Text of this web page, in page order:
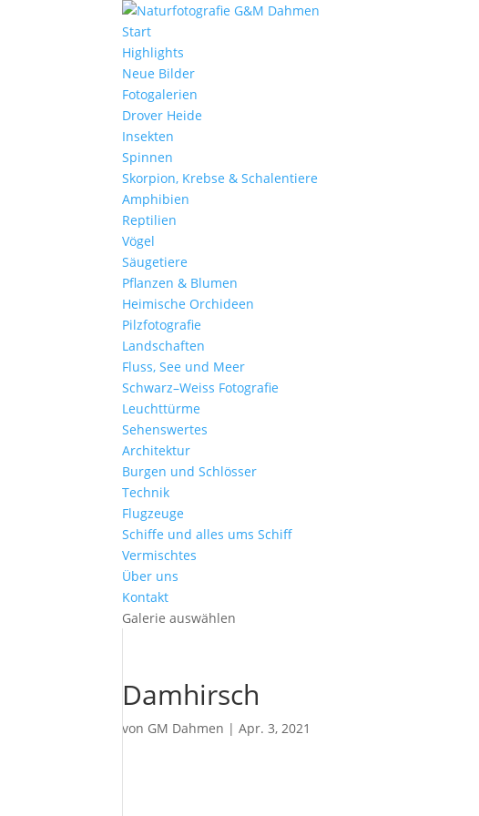
Start
Highlights
Neue Bilder
Fotogalerien
Drover Heide
Insekten
Spinnen
Skorpion, Krebse & Schalentiere
Amphibien
Reptilien
Vögel
Säugetiere
Pflanzen & Blumen
Heimische Orchideen
Pilzfotografie
Landschaften
Fluss, See und Meer
Schwarz–Weiss Fotografie
Leuchttürme
Sehenswertes
Architektur
Burgen und Schlösser
Technik
Flugzeuge
Schiffe und alles ums Schiff
Vermischtes
Über uns
Kontakt
Galerie auswählen
Damhirsch
von GM Dahmen |Apr. 3, 2021